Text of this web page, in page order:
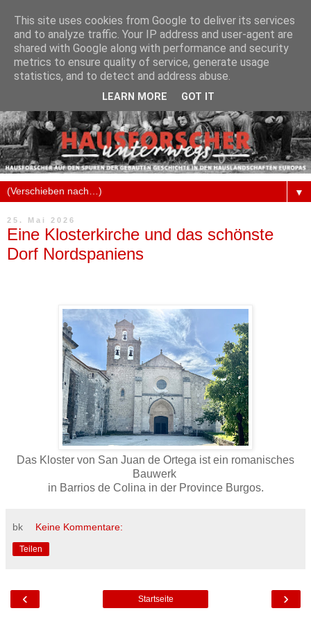
▼
25. Mai 2026
Eine Klosterkirche und das schönste
Dorf Nordspaniens
Das Kloster von San Juan de Ortega ist ein romanisches
Bauwerk
in Barrios de Colina in der Province Burgos.
bk Keine Kommentare:
Teilen
‹ ›
Startseite
This site uses cookies from Google to deliver its services
and to analyze traffic. Your IP address and user-agent are
shared with Google along with performance and security
metrics to ensure quality of service, generate usage
statistics, and to detect and address abuse.
LEARN MORE GOT IT